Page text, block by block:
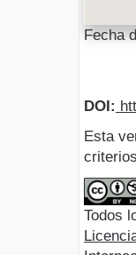
Fecha
DOI:
Esta
Todos